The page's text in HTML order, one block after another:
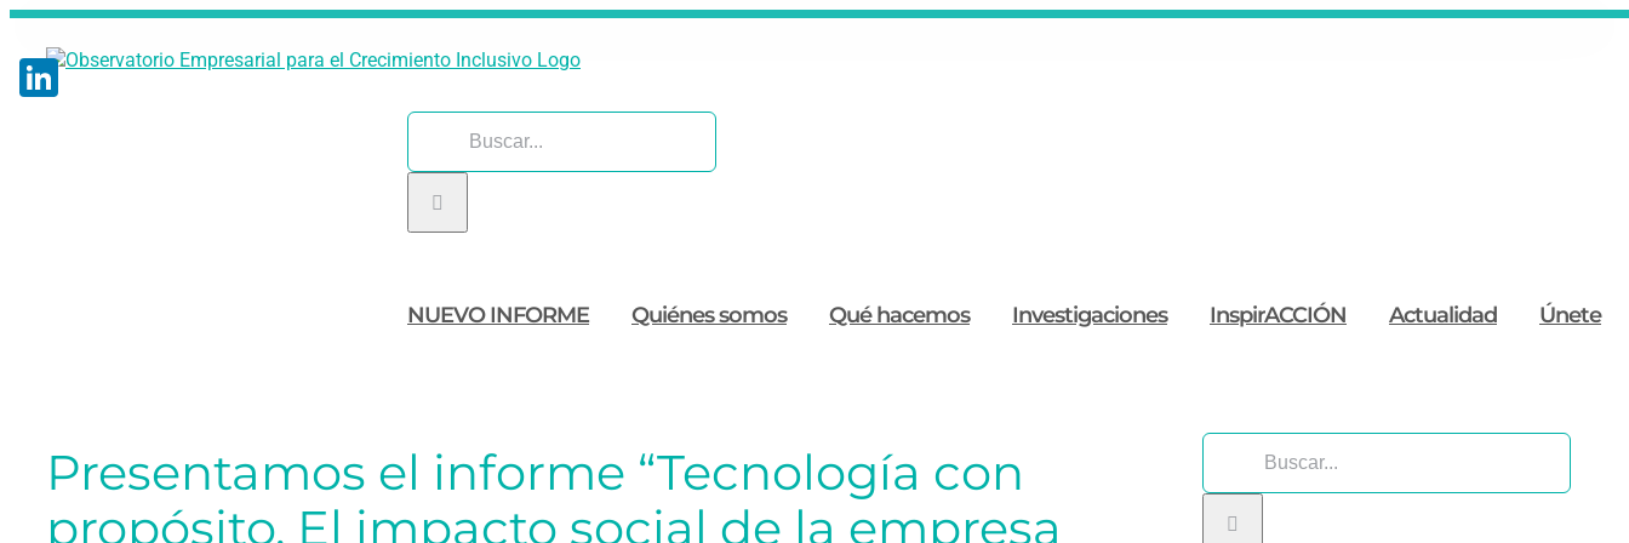
Saltar
contenido
Buscar:
NUEVO INFORME Quiénes somos Qué hacemos Investigaciones InspirACCIÓN Actualidad Únete
Presentamos el informe “Tecnología con
propósito. El impacto social de la empresa
Buscar: